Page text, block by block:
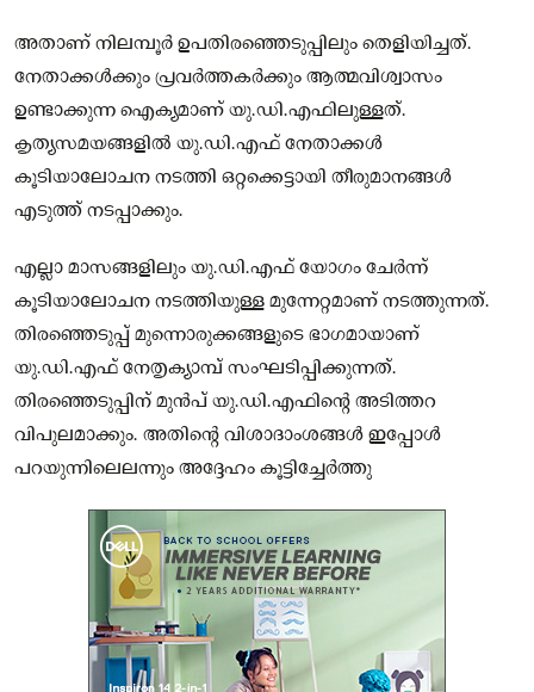
അതാണ് നിലമ്പൂര്‍ ഉപതിരഞ്ഞെടുപ്പിലും തെളിയിച്ചത്.
നേതാക്കള്‍ക്കും പ്രവര്‍ത്തകര്‍ക്കും ആത്മവിശ്വാസം
ഉണ്ടാക്കുന്ന ഐക്യമാണ് യു.ഡി.എഫിലുള്ളത്.
കൃത്യസമയങ്ങളില്‍ യു.ഡി.എഫ് നേതാക്കള്‍
കൂടിയാലോചന നടത്തി ഒറ്റക്കെട്ടായി തീരുമാനങ്ങള്‍
എടുത്ത് നടപ്പാക്കും.
എല്ലാ മാസങ്ങളിലും യു.ഡി.എഫ് യോഗം ചേര്‍ന്ന്
കൂടിയാലോചന നടത്തിയുള്ള മുന്നേറ്റമാണ് നടത്തുന്നത്.
തിരഞ്ഞെടുപ്പ് മുന്നൊരുക്കങ്ങളുടെ ഭാഗമായാണ്
യു.ഡി.എഫ് നേതൃക്യാമ്പ് സംഘടിപ്പിക്കുന്നത്.
തിരഞ്ഞെടുപ്പിന് മുന്‍പ് യു.ഡി.എഫിന്റെ അടിത്തറ
വിപുലമാക്കും. അതിന്റെ വിശാദാംശങ്ങള്‍ ഇപ്പോള്‍
പറയുന്നിലെലന്നും അദ്ദേഹം കൂട്ടിച്ചേര്‍ത്തു